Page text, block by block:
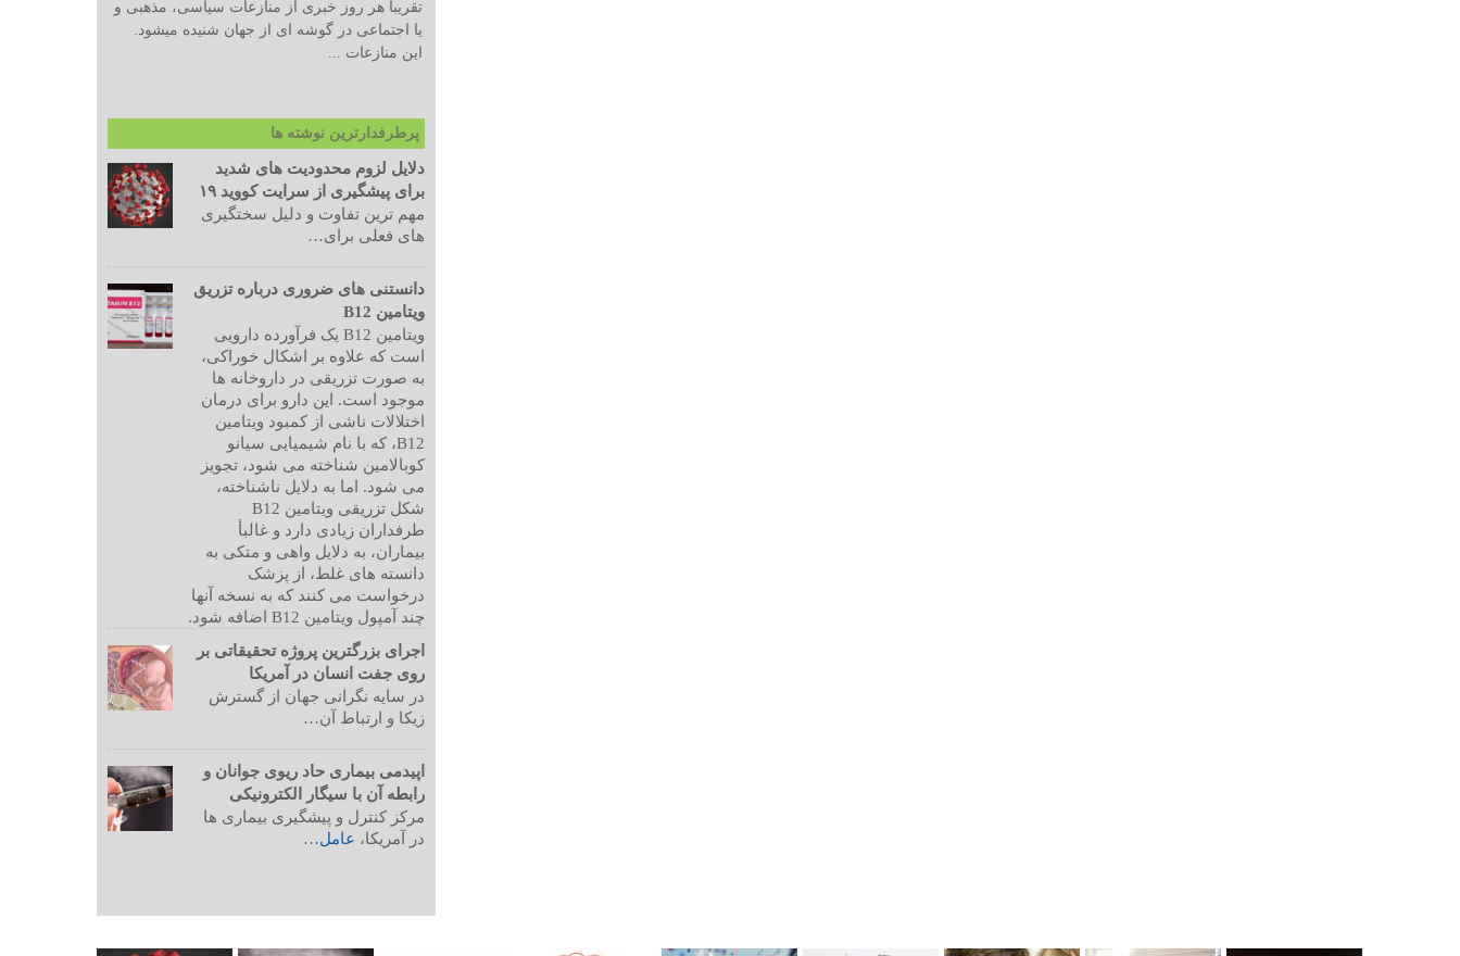
تقریبا هر روز خبری از منازعات سیاسی، مذهبی و
یا اجتماعی در گوشه ای از جهان شنیده میشود.
این منازعات ...
پرطرفدارترین نوشته ها
دلایل لزوم محدودیت های شدید
برای پیشگیری از سرایت کووید ۱۹
مهم ترین تفاوت و دلیل سختگیری
های فعلی برای…
دانستنی های ضروری درباره تزریق
ویتامین B12
ویتامین B12 یک فرآورده دارویی
است که علاوه بر اشکال خوراکی،
به صورت تزریقی در داروخانه ها
موجود است. این دارو برای درمان
اختلالات ناشی از کمبود ویتامین
B12، که با نام شیمیایی سیانو
کوبالامین شناخته می شود، تجویز
می شود. اما به دلایل ناشناخته،
شکل تزریقی ویتامین B12
طرفداران زیادی دارد و غالبأ
بیماران، به دلایل واهی و متکی به
دانسته های غلط، از پزشک
درخواست می کنند که به نسخه آنها
چند آمپول ویتامین B12 اضافه شود.
اجرای بزرگترین پروژه تحقیقاتی بر
روی جفت انسان در آمریکا
در سایه نگرانی جهان از گسترش
زیکا و ارتباط آن…
اپیدمی بیماری حاد ریوی جوانان و
رابطه آن با سیگار الکترونیکی
مرکز کنترل و پیشگیری بیماری ها
در آمریکا، عامل…